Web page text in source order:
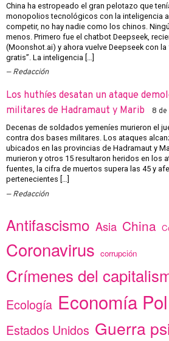
China ha estropeado el gran pelotazo que
monopolios tecnológicos con la inteligencia
competir, no hay nadie como los chinos.
menos. Primero fue el chatbot Deepseek,
(Moonshot.ai) y ahora vuelve Deepseek con
gratis”. La inteligencia […]
Redacción
Los huthíes desatan un ataque
militares de Hadramaut y Marib
8
Decenas de soldados yemeníes murieron el
contra dos bases militares. Los ataques
ubicados en las provincias de Hadramaut y
murieron y otros 15 resultaron heridos en los
fuentes, la cifra de muertos supera las 45 y
pertenecientes […]
Redacción
Antifascismo Asia China
Coronavirus corrupción
Crímenes del
Ecología Economía
Estados Unidos Guerra